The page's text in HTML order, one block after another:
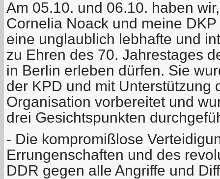
Am 05.10. und 06.10. haben
Cornelia Noack und meine
eine unglaublich lebhafte und
zu Ehren des 70. Jahrestages
in Berlin erleben dürfen. Sie
der KPD und mit Unterstützung
Organisation vorbereitet und
drei Gesichtspunkten
- Die kompromißlose
Errungenschaften und des
DDR gegen alle Angriffe und